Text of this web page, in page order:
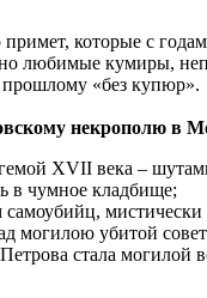
которые с
любимые кумиры,
«без купюр».
некрополю в
XVII века –
в чумное кладбище;
могилою убитой
стала